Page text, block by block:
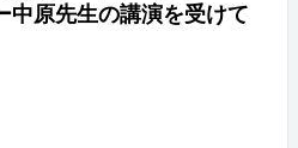
中原先生の講演を受けて